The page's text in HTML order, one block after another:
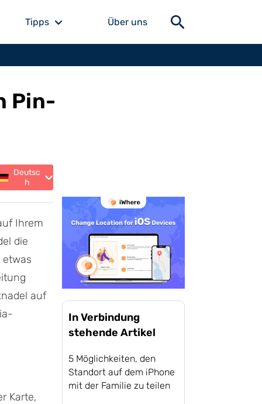
Tipps Über uns
Pin-
Deutsc
h
Ihrem
die
etwas
auf
Karte,
In Verbindung
stehende Artikel
5 Möglichkeiten, den
Standort auf dem iPhone
mit der Familie zu teilen